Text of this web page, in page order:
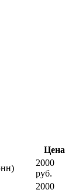
Цена
2000
руб.
2000